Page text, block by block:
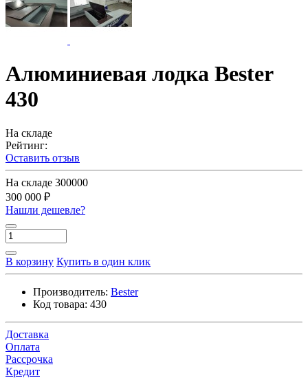
Алюминиевая лодка Bester
430
На складе
Рейтинг:
Оставить отзыв
На складе 300000
300 000 ₽
Нашли дешевле?
В корзину Купить в один клик
Производитель: Bester
Код товара: 430
Доставка
Оплата
Рассрочка
Кредит